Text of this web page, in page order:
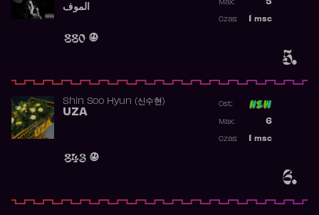
5.
الموف
880
5
Max:
msc
Czas:
6.
Shin Soo Hyun (신수현)
UZA
843
Ost:
6
Max:
msc
Czas: